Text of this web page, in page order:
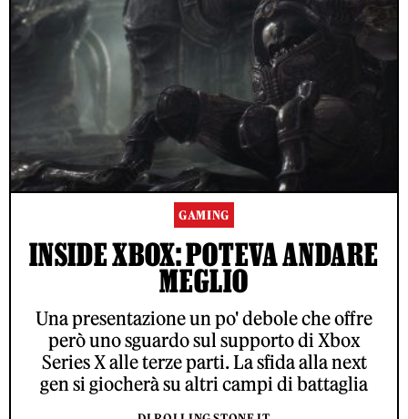
GAMING
INSIDE XBOX: POTEVA ANDARE
MEGLIO
Una presentazione un po' debole che offre
però uno sguardo sul supporto di Xbox
Series X alle terze parti. La sfida alla next
gen si giocherà su altri campi di battaglia